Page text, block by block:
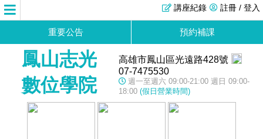
註冊 / 登入
講座紀錄
重要公告 預約補課
鳳山志光
數位學院
高雄市鳳山區光遠路428號
07-7475530
週一至週六 09:00-21:00 週日 09:00-
18:00 (假日營業時間)